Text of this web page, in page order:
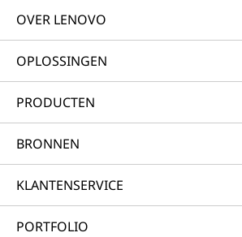
OVER LENOVO
OPLOSSINGEN
PRODUCTEN
BRONNEN
KLANTENSERVICE
PORTFOLIO